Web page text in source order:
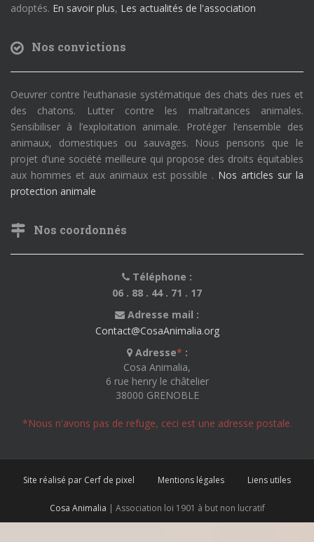
adoptés. En savoir plus, Les actualités de l'association
Nos convictions
Oeuvrer contre l’euthanasie systématique des chats des rues et
des chatons. Lutter contre les maltraitances animales.
Sensibiliser à l’exploitation animale. Protéger l’ensemble des
animaux, domestiques ou sauvages. Nous pensons que le
projet d’une société meilleure qui propose des droits équitables
aux hommes et aux animaux est possible . Nos articles sur la
protection animale
Nos coordonnés
Téléphone :
06 . 88 . 44 . 71 . 17
Adresse mail :
Contact@CosaAnimalia.org
Adresse* :
Cosa Animalia,
6 rue henry le châtelier
38000 GRENOBLE
*Nous n'avons pas de refuge, ceci est une adresse postale.
Site réalisé par Cerf de pixel Mentions légales Liens utiles
Cosa Animalia | Association loi 1901 à but non lucratif